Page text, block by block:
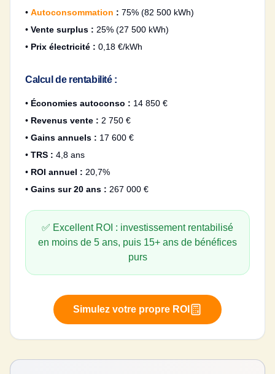
• Autoconsommation : 75% (82 500 kWh)
• Vente surplus : 25% (27 500 kWh)
• Prix électricité : 0,18 €/kWh
Calcul de rentabilité :
• Économies autoconso : 14 850 €
• Revenus vente : 2 750 €
• Gains annuels : 17 600 €
• TRS : 4,8 ans
• ROI annuel : 20,7%
• Gains sur 20 ans : 267 000 €
✅ Excellent ROI : investissement rentabilisé
en moins de 5 ans, puis 15+ ans de bénéfices
purs
Simulez votre propre ROI